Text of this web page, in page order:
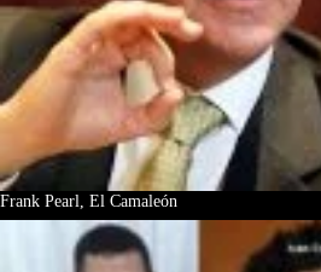
Frank Pearl, El Camaleón